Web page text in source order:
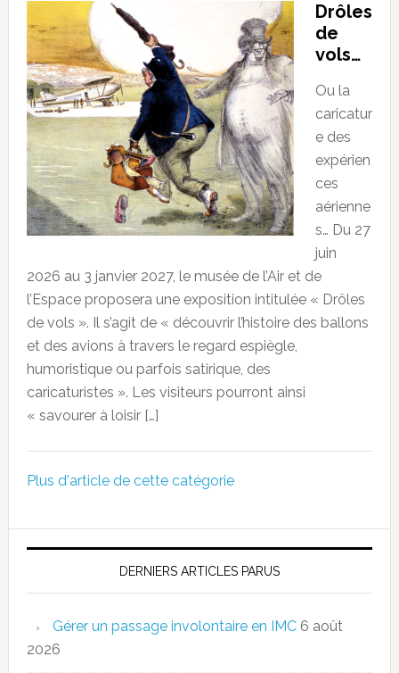
Drôles
de
vols…
Ou la
caricatur
e des
expérien
ces
aérienne
s… Du 27
juin
2026 au 3 janvier 2027, le musée de l’Air et de
l’Espace proposera une exposition intitulée « Drôles
de vols ». Il s’agit de « découvrir l’histoire des ballons
et des avions à travers le regard espiègle,
humoristique ou parfois satirique, des
caricaturistes ». Les visiteurs pourront ainsi
« savourer à loisir […]
Plus d'article de cette catégorie
DERNIERS ARTICLES PARUS
Gérer un passage involontaire en IMC 6 août
2026